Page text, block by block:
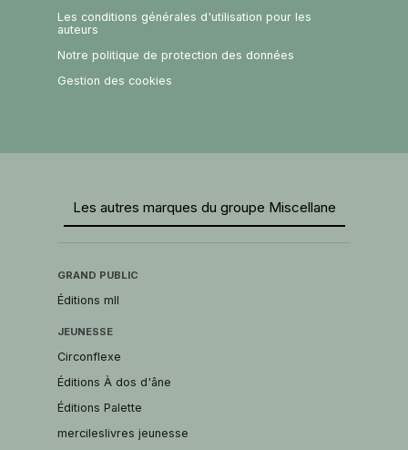
Les conditions générales d'utilisation pour les
auteurs
Notre politique de protection des données
Gestion des cookies
Les autres marques du groupe Miscellane
GRAND PUBLIC
Éditions mll
JEUNESSE
Circonflexe
Éditions À dos d'âne
Éditions Palette
mercileslivres jeunesse